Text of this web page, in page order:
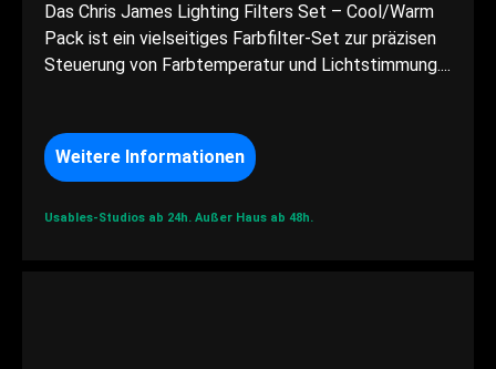
Das Chris James Lighting Filters Set – Cool/Warm
Pack ist ein vielseitiges Farbfilter-Set zur präzisen
Steuerung von Farbtemperatur und Lichtstimmung....
Weitere Informationen
Usables-Studios ab 24h. Außer Haus ab 48h.